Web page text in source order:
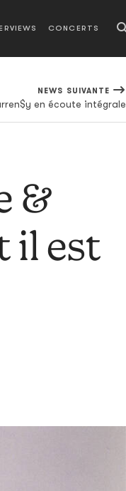
CONCERTS
NEWS SUIVANTE
en écoute intégrale
&
il est